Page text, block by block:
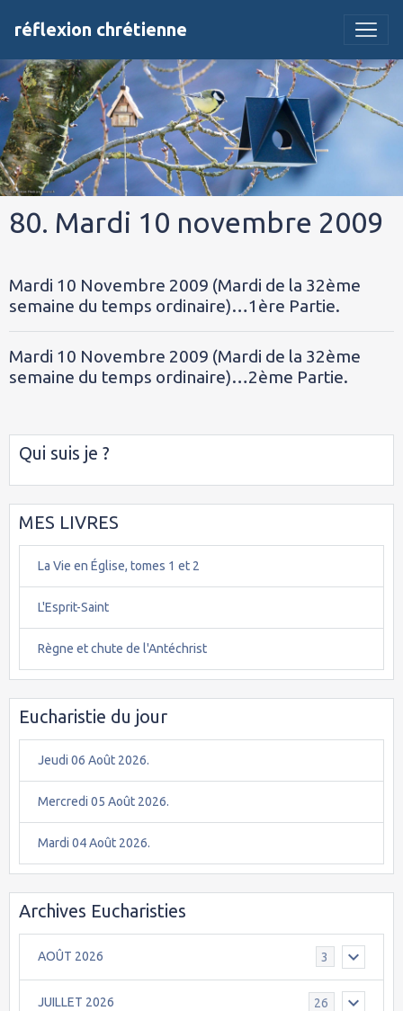
réflexion chrétienne
80. Mardi 10 novembre 2009
Mardi 10 Novembre 2009 (Mardi de la 32ème
semaine du temps ordinaire)…1ère Partie.
Mardi 10 Novembre 2009 (Mardi de la 32ème
semaine du temps ordinaire)…2ème Partie.
Qui suis je ?
MES LIVRES
La Vie en Église, tomes 1 et 2
L'Esprit-Saint
Règne et chute de l'Antéchrist
Eucharistie du jour
Jeudi 06 Août 2026.
Mercredi 05 Août 2026.
Mardi 04 Août 2026.
Archives Eucharisties
AOÛT 2026 3
JUILLET 2026 26